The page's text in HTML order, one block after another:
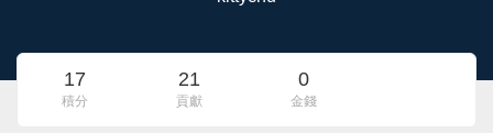
17
積分
21
貢獻
0
金錢